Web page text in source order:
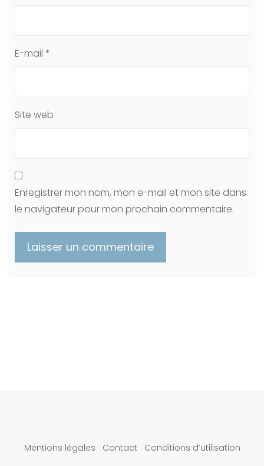
E-mail *
Site web
Enregistrer mon nom, mon e-mail et mon site dans
le navigateur pour mon prochain commentaire.
Mentions légales Contact Conditions d’utilisation